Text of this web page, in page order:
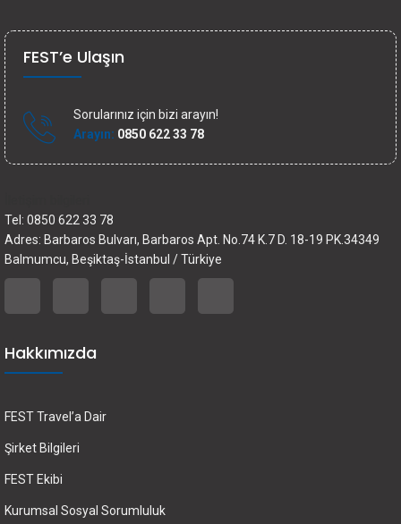
FEST’e Ulaşın
Sorularınız için bizi arayın!
Arayın: 0850 622 33 78
Tel: 0850 622 33 78
Adres: Barbaros Bulvarı, Barbaros Apt. No.74 K.7 D. 18-19 PK.34349
Balmumcu, Beşiktaş-İstanbul / Türkiye
Hakkımızda
FEST Travel’a Dair
Şirket Bilgileri
FEST Ekibi
Kurumsal Sosyal Sorumluluk